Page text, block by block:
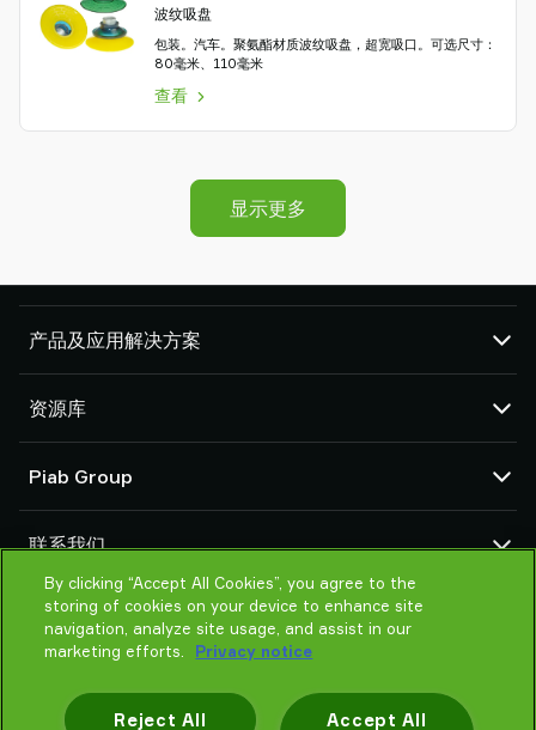
波纹吸盘
包装。汽车。聚氨酯材质波纹吸盘，超宽吸口。可选尺寸：
80毫米、110毫米
查看
显示更多
产品及应用解决方案
吸盘和软爪
机器人臂端工具 (EOAT) 部件
机器人和 Cobot 抓取解决方案
系统和解决方案配件
粉末和大颗粒物品真空输送机
资源库
产品在线配置
货物销售通用条款
隐私声明
Piab Group
组织结构
行为准则
Piab 新闻
联系我们
联系我们
找寻Piab 伙伴
常见问题
By clicking “Accept All Cookies”, you agree to the
storing of cookies on your device to enhance site
navigation, analyze site usage, and assist in our
marketing efforts.
Privacy notice
Accept All
Reject All